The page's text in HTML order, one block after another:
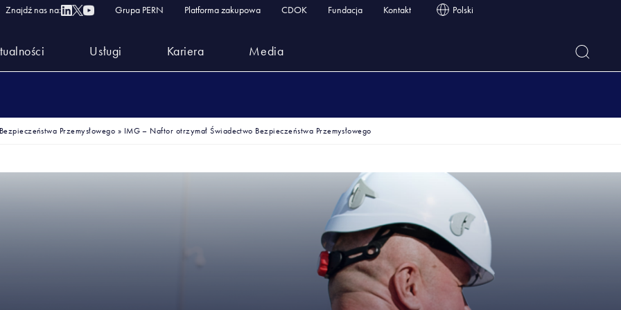
Znajdź nas na: Grupa PERN Platforma zakupowa CDOK Fundacja Kontakt Polski
Usługi Kariera Media
Przemysłowego » IMG – Naftor otrzymał Świadectwo Bezpieczeństwa Przemysłowego